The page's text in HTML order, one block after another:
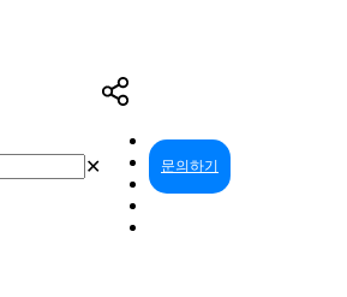
문의하기
✕